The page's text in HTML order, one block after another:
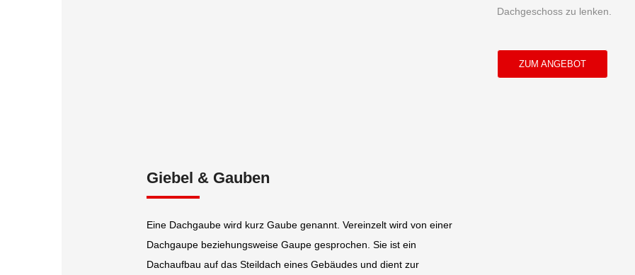
Dachgeschoss zu lenken.
ZUM ANGEBOT
Giebel & Gauben
Eine Dachgaube wird kurz Gaube genannt. Vereinzelt wird von einer
Dachgaupe beziehungsweise Gaupe gesprochen. Sie ist ein
Dachaufbau auf das Steildach eines Gebäudes und dient zur